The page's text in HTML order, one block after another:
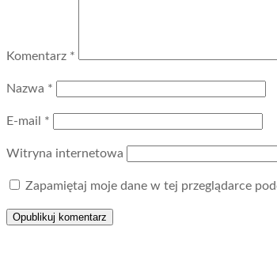
Komentarz *
Nazwa *
E-mail *
Witryna internetowa
Zapamiętaj moje dane w tej przeglądarce